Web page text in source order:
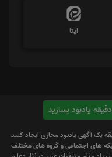
ایتا
یک آگهی یادبود مجازی ایجاد کنید
های اجتماعی و گروه های مختلف